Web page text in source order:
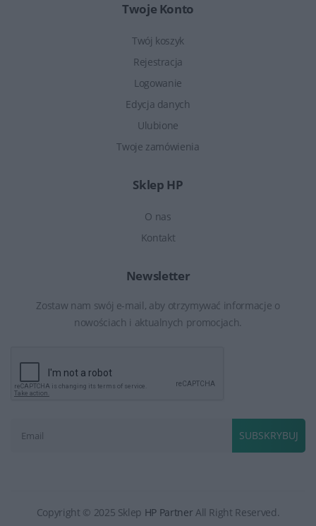
Twoje Konto
Twój koszyk
Rejestracja
Logowanie
Edycja danych
Ulubione
Twoje zamówienia
Sklep HP
O nas
Kontakt
Newsletter
Zostaw nam swój e-mail, aby otrzymywać informacje o
nowościach i aktualnych promocjach.
SUBSKRYBUJ
Copyright © 2025 Sklep HP Partner All Right Reserved.